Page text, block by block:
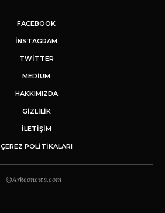
FACEBOOK
INSTAGRAM
TWITTER
MEDIUM
HAKKIMIZDA
GİZLİLİK
İLETIŞIM
ÇEREZ POLITIKALARI
©Arkeonews.com